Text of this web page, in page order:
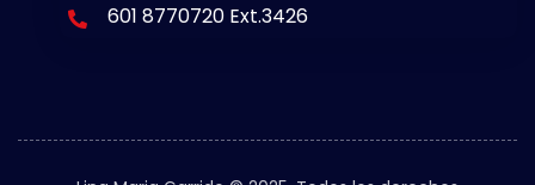
601 8770720 Ext.3426